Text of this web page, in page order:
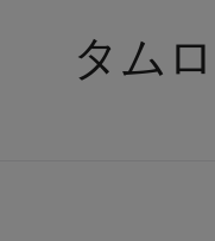
タム